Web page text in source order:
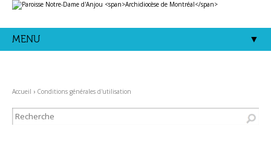
Aller
au
|
Aller
Outils
personnels
MENU
Accueil › Conditions générales d'utilisation